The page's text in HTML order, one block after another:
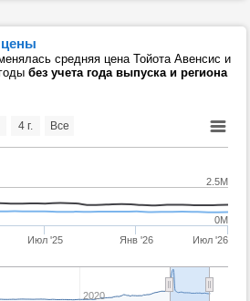
цены
средняя цена Тойота Авенсис и
без учета года выпуска и региона
Июл '25 Янв '26 Июл '26
2020
0M
2.5M
4 г. Все